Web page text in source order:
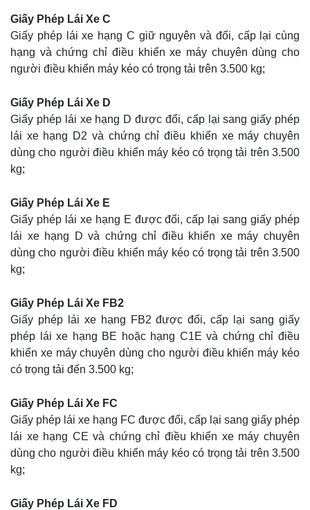
Giấy Phép Lái Xe C
Giấy phép lái xe hạng C giữ nguyên và đổi, cấp lại cùng
hạng và chứng chỉ điều khiển xe máy chuyên dùng cho
người điều khiển máy kéo có trọng tải trên 3.500 kg;
Giấy Phép Lái Xe D
Giấy phép lái xe hạng D được đổi, cấp lại sang giấy phép
lái xe hạng D2 và chứng chỉ điều khiển xe máy chuyên
dùng cho người điều khiển máy kéo có trọng tải trên 3.500
kg;
Giấy Phép Lái Xe E
Giấy phép lái xe hạng E được đổi, cấp lại sang giấy phép
lái xe hạng D và chứng chỉ điều khiển xe máy chuyên
dùng cho người điều khiển máy kéo có trọng tải trên 3.500
kg;
Giấy Phép Lái Xe FB2
Giấy phép lái xe hạng FB2 được đổi, cấp lại sang giấy
phép lái xe hạng BE hoặc hạng C1E và chứng chỉ điều
khiển xe máy chuyên dùng cho người điều khiển máy kéo
có trọng tải đến 3.500 kg;
Giấy Phép Lái Xe FC
Giấy phép lái xe hạng FC được đổi, cấp lại sang giấy phép
lái xe hạng CE và chứng chỉ điều khiển xe máy chuyên
dùng cho người điều khiển máy kéo có trọng tải trên 3.500
kg;
Giấy Phép Lái Xe FD